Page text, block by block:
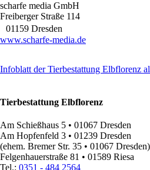
scharfe media GmbH
Freiberger Straße 114
01159 Dresden
www.scharfe-media.de
Infoblatt der Tierbestattung Elbflorenz
Tierbestattung Elbflorenz
Am Schießhaus 5 • 01067 Dresden
Am Hopfenfeld 3 • 01239 Dresden
(ehem. Bremer Str. 35 • 01067 Dresden)
Felgenhauerstraße 81 • 01589 Riesa
Tel.: 0351 - 484 2564